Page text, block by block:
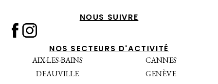
NOUS SUIVRE
NOS SECTEURS D'ACTIVITÉ
AIX-LES-BAINS
CANNES
DEAUVILLE
GENÈVE